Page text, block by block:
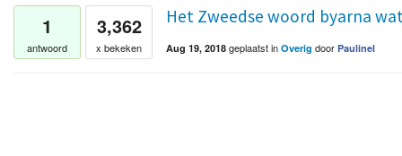
1
antwoord
3,362
x bekeken
Het Zweedse woord byarna
Aug 19, 2018 geplaatstin Overig door Paulinel